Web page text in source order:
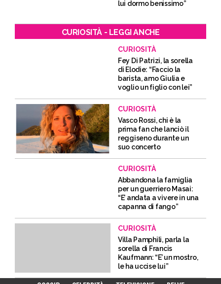
lui dormo benissimo”
CURIOSITÀ - LEGGI ANCHE
CURIOSITÀ
Fey Di Patrizi, la sorella
di Elodie: “Faccio la
barista, amo Giulia e
voglio un figlio con lei”
CURIOSITÀ
Vasco Rossi, chi è la
prima fan che lanciò il
reggiseno durante un
suo concerto
CURIOSITÀ
Abbandona la famiglia
per un guerriero Masai:
“E’ andata a vivere in una
capanna di fango”
CURIOSITÀ
Villa Pamphili, parla la
sorella di Francis
Kaufmann: “E’ un mostro,
le ha uccise lui”